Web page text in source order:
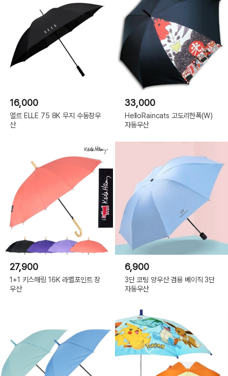
16,000
엘르 ELLE 75 8K 무지 수동장우
산
33,000
HelloRaincats 고도리한폭(W)
자동우산
27,900
1+1 키스해링 16K 라벨포인트 장
우산
6,900
3단 코팅 양우산 겸용 베이직 3단
자동우산